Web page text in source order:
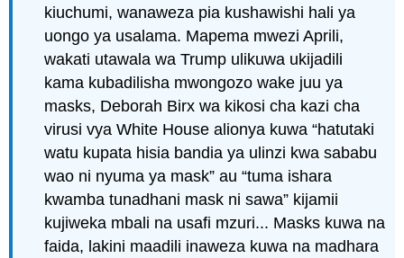
kiuchumi, wanaweza pia kushawishi hali ya
uongo ya usalama. Mapema mwezi Aprili,
wakati utawala wa Trump ulikuwa ukijadili
kama kubadilisha mwongozo wake juu ya
masks, Deborah Birx wa kikosi cha kazi cha
virusi vya White House alionya kuwa “hatutaki
watu kupata hisia bandia ya ulinzi kwa sababu
wao ni nyuma ya mask” au “tuma ishara
kwamba tunadhani mask ni sawa” kijamii
kujiweka mbali na usafi mzuri... Masks kuwa na
faida, lakini maadili inaweza kuwa na madhara